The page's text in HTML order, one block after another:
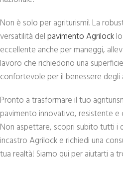
Non è solo per agriturismi! La
versatilità delpavimento Agrilock
eccellente anche per maneggi,
lavoro che richiedono una
confortevole per il benessere
Pronto a trasformare il tuo
pavimento innovativo, resistente e
Non aspettare, scopri subito tutti i
incastro Agrilock e richiedi una
tua realtà! Siamo qui per aiutarti a